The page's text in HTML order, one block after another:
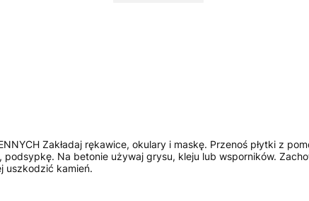
Zakładaj rękawice, okulary i maskę. Przenoś płytki z
Na betonie używaj grysu, kleju lub wsporników.
uszkodzić kamień.